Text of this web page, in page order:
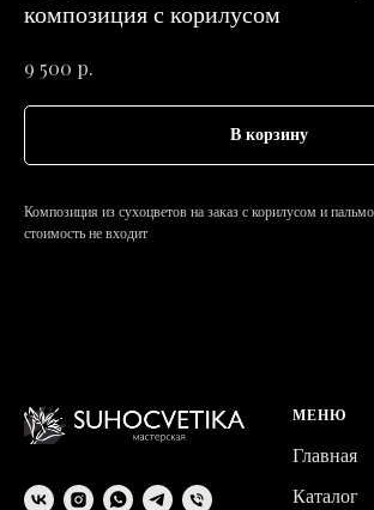
композиция с корилусом
9 500 р.
В корзину
Композиция из сухоцветов на заказ с корилусом и
стоимость не входит
МЕНЮ
Главная
Каталог